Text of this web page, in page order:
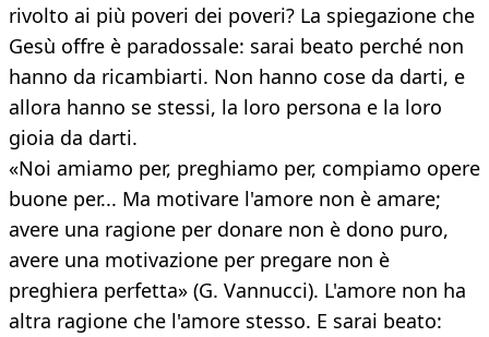
rivolto ai più poveri dei poveri? La spiegazione che
Gesù offre è paradossale: sarai beato perché non
hanno da ricambiarti. Non hanno cose da darti, e
allora hanno se stessi, la loro persona e la loro
gioia da darti.
«Noi amiamo per, preghiamo per, compiamo opere
buone per... Ma motivare l'amore non è amare;
avere una ragione per donare non è dono puro,
avere una motivazione per pregare non è
preghiera perfetta» (G. Vannucci). L'amore non ha
altra ragione che l'amore stesso. E sarai beato: